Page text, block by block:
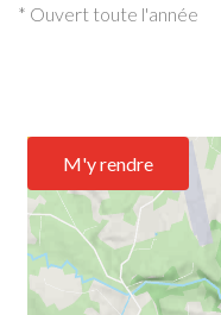
* Ouvert toute l'année
M'y rendre